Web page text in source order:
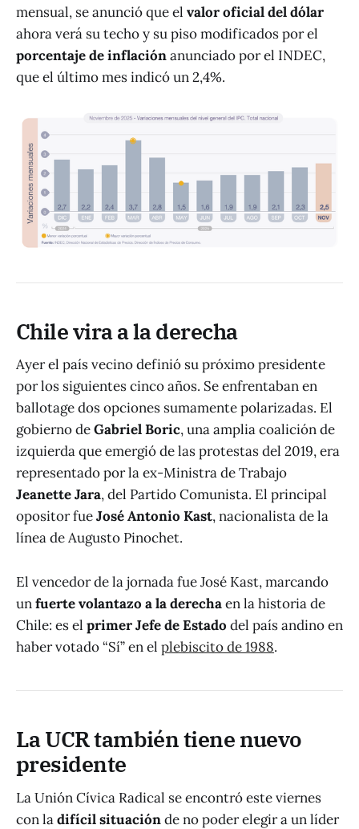
mensual, se anunció que el valor oficial del dólar
ahora verá su techo y su piso modificados por el
porcentaje de inflaciónanunciado por el INDEC,
que el último mes indicó un 2,4%.
Chile vira a la derecha
Ayer el país vecino definió su próximo presidente
por los siguientes cinco años. Se enfrentaban en
ballotage dos opciones sumamente polarizadas. El
gobierno deGabriel Boric, una amplia coalición de
izquierda que emergió de las protestas del 2019, era
representado por la ex-Ministra de Trabajo
Jeanette Jara, del Partido Comunista. El principal
opositor fueJosé Antonio Kast, nacionalista de la
línea de Augusto Pinochet.
El vencedor de la jornada fue José Kast, marcando
unfuerte volantazo a la derechaen la historia de
Chile: es el primer Jefe de Estado del país andino en
haber votado “Sí” en el plebiscito de 1988.
La UCR también tiene nuevo
presidente
La Unión Cívica Radical se encontró este viernes
con ladifícil situaciónde no poder elegir a un líder